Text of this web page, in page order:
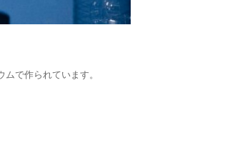
で作られています。